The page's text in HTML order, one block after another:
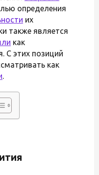
определения
их
также является
как
С этих позиций
как
.